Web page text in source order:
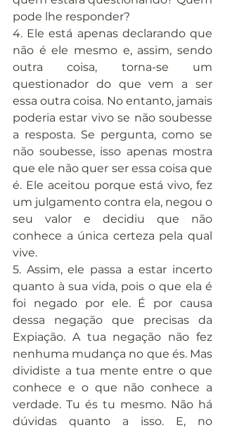
pode lhe responder?
4. Ele está apenas declarando que
não é ele mesmo e, assim, sendo
outra coisa, torna-se um
questionador do que vem a ser
essa outra coisa. No entanto, jamais
poderia estar vivo se não soubesse
a resposta. Se pergunta, como se
não soubesse, isso apenas mostra
que ele não quer ser essa coisa que
é. Ele aceitou porque está vivo, fez
um julgamento contra ela, negou o
seu valor e decidiu que não
conhece a única certeza pela qual
vive.
5. Assim, ele passa a estar incerto
quanto à sua vida, pois o que ela é
foi negado por ele. É por causa
dessa negação que precisas da
Expiação. A tua negação não fez
nenhuma mudança no que és. Mas
dividiste a tua mente entre o que
conhece e o que não conhece a
verdade. Tu és tu mesmo. Não há
dúvidas quanto a isso. E, no